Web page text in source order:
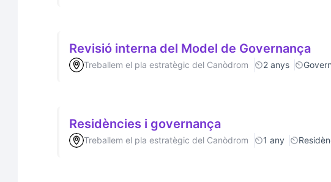
Revisió interna del Model de Governança
Treballem el pla estratègic del Canòdrom 2 anys
Residències i governança
Treballem el pla estratègic del Canòdrom 1 any